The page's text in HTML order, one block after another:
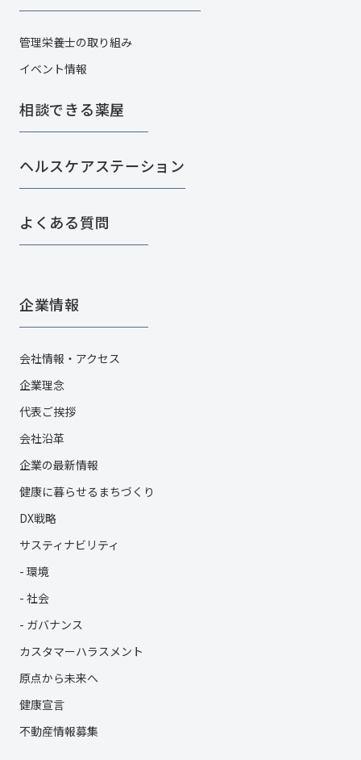
管理栄養士の取り組み
イベント情報
相談できる薬屋
ヘルスケアステーション
よくある質問
企業情報
会社情報・アクセス
企業理念
代表ご挨拶
会社沿革
企業の最新情報
健康に暮らせるまちづくり
DX戦略
サスティナビリティ
- 環境
- 社会
- ガバナンス
カスタマーハラスメント
原点から未来へ
健康宣言
不動産情報募集